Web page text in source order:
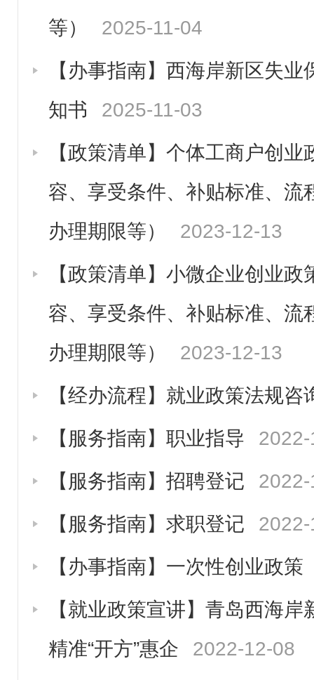
国有企业招聘
岗位招聘
社会保险
劳动关系
人社资讯
等）
2025-11-04
【办事指南】西海岸新区失
知书
2025-11-03
【政策清单】个体工商户创
容、享受条件、补贴标准、流
办理期限等）
2023-12-13
【政策清单】小微企业创业
容、享受条件、补贴标准、流
办理期限等）
2023-12-13
【经办流程】就业政策法规咨
【服务指南】职业指导
【服务指南】招聘登记
【服务指南】求职登记
【办事指南】一次性创业政策
【就业政策宣讲】青岛西海岸
精准“开方”惠企
2022-12-08